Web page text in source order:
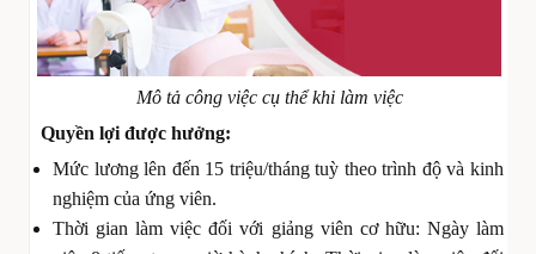
Mô tả công việc cụ thể khi làm việc
Quyền lợi được hưởng:
Mức lương lên đến 15 triệu/tháng tuỳ theo trình độ và kinh
nghiệm của ứng viên.
Thời gian làm việc đối với giảng viên cơ hữu: Ngày làm